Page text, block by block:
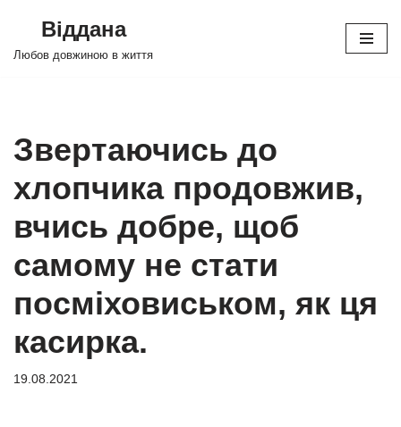
Перейти
Віддана
Любов довжиною в життя
Звертаючись до
хлопчика продовжив,
вчись добре, щоб
самому не стати
посміховиськом, як ця
касирка.
19.08.2021